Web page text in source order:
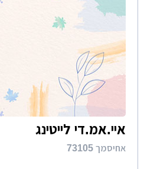
איי.אמ.די לייטינג
אחיסמך 73105